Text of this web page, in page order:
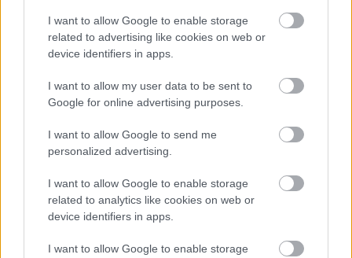
I want to allow Google to enable storage
related to advertising like cookies on web or
device identifiers in apps.
I want to allow my user data to be sent to
Google for online advertising purposes.
I want to allow Google to send me
personalized advertising.
I want to allow Google to enable storage
related to analytics like cookies on web or
device identifiers in apps.
I want to allow Google to enable storage
Fan art σε στυλ anime του Tarnished με πανοπλία Black
Knife να αντιμετωπίζει τον Lichdragon Fortissax εν μέσω
κόκκινων κεραυνών στα Deeproot Depths από το Elden
Ring.
Κάντε κλικ ή πατήστε την εικόνα για περισσότερες